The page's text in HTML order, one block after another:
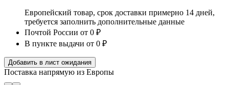
Европейский товар, срок доставки примерно 14 дней,
требуется заполнить дополнительные данные
Почтой России от 0 ₽
В пункте выдачи от 0 ₽
Добавить в лист ожидания
Поставка напрямую из Европы